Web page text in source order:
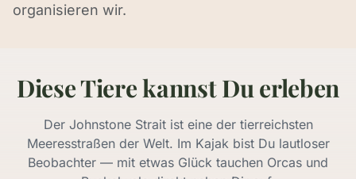
organisieren wir.
Diese Tiere kannst Du erleben
Der Johnstone Strait ist eine der tierreichsten
Meeresstraßen der Welt. Im Kajak bist Du lautloser
Beobachter — mit etwas Glück tauchen Orcas und